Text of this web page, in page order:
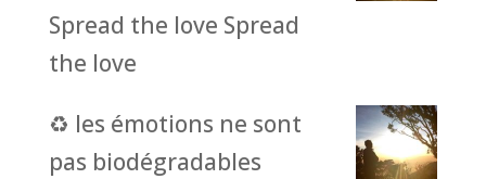
Spread the love Spread
the love
♻️ les émotions ne sont
pas biodégradables